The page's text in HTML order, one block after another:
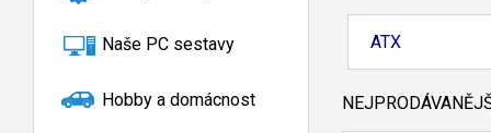
Naše PC sestavy
Hobby a domácnost
ATX